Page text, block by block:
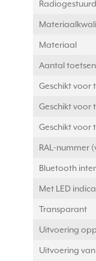
Radiogestuurd
Materiaal
Aantal toetsen
Geschikt voor
Geschikt voor
Geschikt voor
RAL-nummer
Bluetooth
Met LED
Transparant
Uitvoering
Uitvoering